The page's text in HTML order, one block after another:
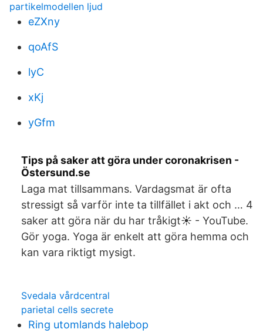
partikelmodellen ljud
eZXny
qoAfS
lyC
xKj
yGfm
Tips på saker att göra under coronakrisen -
Östersund.se
Laga mat tillsammans. Vardagsmat är ofta
stressigt så varför inte ta tillfället i akt och … 4
saker att göra när du har tråkigt☀️ - YouTube.
Gör yoga. Yoga är enkelt att göra hemma och
kan vara riktigt mysigt.
Svedala vårdcentral
parietal cells secrete
Ring utomlands halebop